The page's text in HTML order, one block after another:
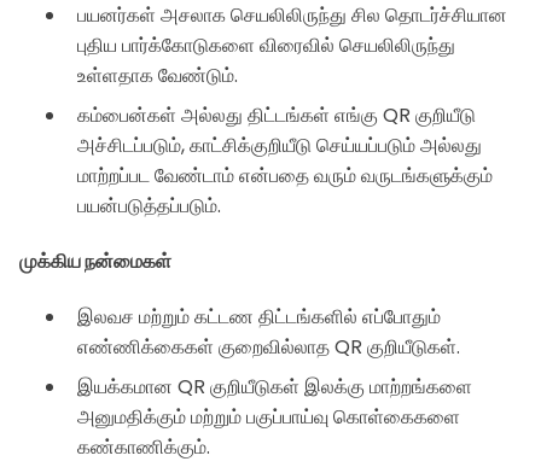
பயனர்கள் அசலாக செயலிலிருந்து சில தொடர்ச்சியான
புதிய பார்க்கோடுகளை விரைவில் செயலிலிருந்து
உள்ளதாக வேண்டும்.
கம்பைன்கள் அல்லது திட்டங்கள் எங்கு QR குறியீடு
அச்சிடப்படும், காட்சிக்குறியீடு செய்யப்படும் அல்லது
மாற்றப்பட வேண்டாம் என்பதை வரும் வருடங்களுக்கும்
பயன்படுத்தப்படும்.
முக்கிய நன்மைகள்
இலவச மற்றும் கட்டண திட்டங்களில் எப்போதும்
எண்ணிக்கைகள் குறைவில்லாத QR குறியீடுகள்.
இயக்கமான QR குறியீடுகள் இலக்கு மாற்றங்களை
அனுமதிக்கும் மற்றும் பகுப்பாய்வு கொள்கைகளை
கண்காணிக்கும்.